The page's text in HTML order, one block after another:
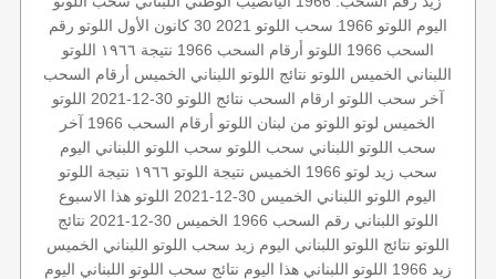
اليوم اللوتو 1966 سحب اللوتو 2021 30 كانون الأول
اللوتو رقم
السحب 1966
اللوتو أرقام السحب 1966 نتيجة ١٩٦٦
اللوتو
اللبناني الخميس اللوتو نتائج اللوتو اللبناني الخميس أرقام السحب
آخر سحب اللوتو ارقام السحب نتائج اللوتو 30-12-2021
اللوتو
الخميس لوتو اللوتو من لبنان اللوتو أرقام السحب 1966
آخر
سحب اللوتو اللبناني سحب اللوتو سحب اللوتو اللبناني اليوم
سحب زيد لوتو 1966 الخميس نتيجة اللوتو ١٩٦٦
نتيجة اللوتو
اليوم اللوتو اللبناني الخميس 30-12-2021
اللوتو هذا الاسبوع
اللوتو اللبناني رقم السحب 1966
الخميس 30-12-2021
نتائج
اللوتو نتائج اللوتو اللبناني اليوم زيد سحب اللوتو اللبناني الخميس
زيد 1966
اللوتو اللبناني هذا اليوم نتائج سحب اللوتو اللبناني اليوم